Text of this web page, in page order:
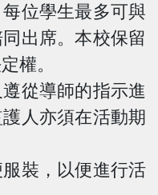
位學生最多可與
出席。本校保留
權。
從導師的指示進
人亦須在活動期
裝，以便進行活